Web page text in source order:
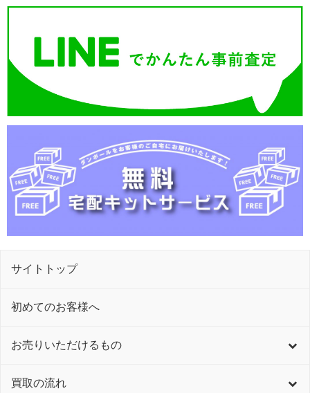
サイトトップ
初めてのお客様へ
お売りいただけるもの
買取の流れ